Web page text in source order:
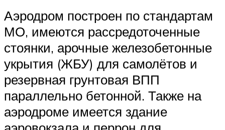
Аэродром построен по стандартам
МО, имеются рассредоточенные
стоянки, арочные железобетонные
укрытия (ЖБУ) для самолётов и
резервная грунтовая ВПП
параллельно бетонной. Также на
аэродроме имеется здание